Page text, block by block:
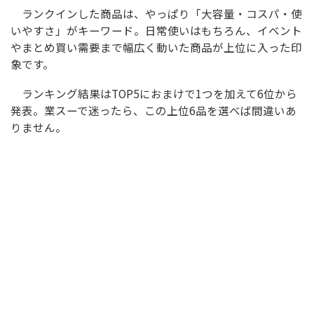
ランクインした商品は、やっぱり「大容量・コスパ・使
いやすさ」がキーワード。日常使いはもちろん、イベント
やまとめ買い需要まで幅広く動いた商品が上位に入った印
象です。
ランキング結果はTOP5におまけで1つを加えて6位から
発表。業スーで迷ったら、この上位6品を選べば間違いあ
りません。